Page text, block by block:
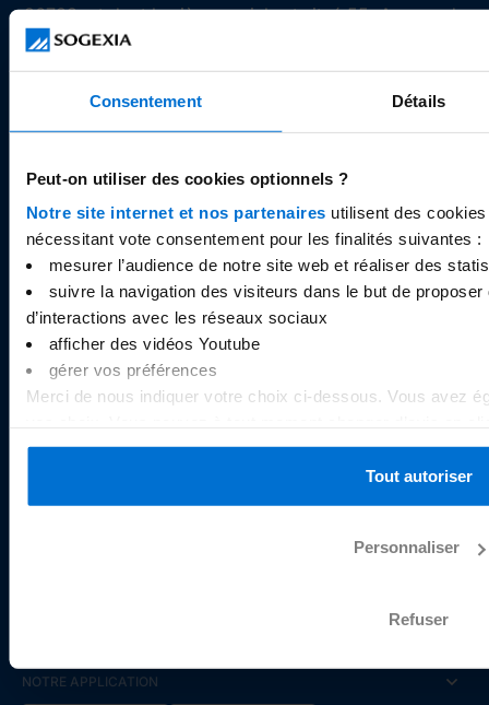
Consentement Détails
Peut-on utiliser des cookies optionnels ?
Notre site internet et nos partenaires utilisent des
nécessitant vote consentement pour les finalités suivantes :
mesurer l’audience de notre site web et réaliser des
suivre la navigation des visiteurs dans le but de
d’interactions avec les réseaux sociaux
afficher des vidéos Youtube
gérer vos préférences
Merci de nous indiquer votre choix ci-dessous. Vous avez
inséré au bas de chaque page du site internet. Pour plus
notre politique de gestion des cookies.
Tout autoriser
Personnaliser
Refuser
26733, et dont le siège social est situé 55, Avenue de
la Gare, L-1611 Luxembourg.
Documents légaux
Carrières
Cookies
RESSOURCES
Plafonds
NOTRE APPLICATION